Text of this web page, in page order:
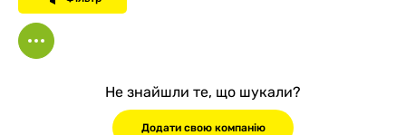
Не знайшли те, що шукали?
Додати свою компанію